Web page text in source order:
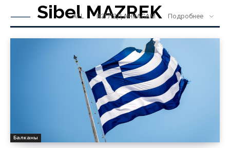
Sibel MAZREK
ALL ВЗГЛЯД АНКАСАМ Подробнее
Балканы